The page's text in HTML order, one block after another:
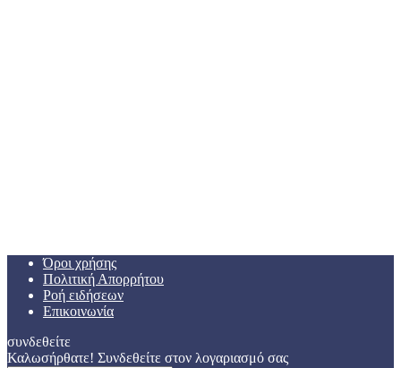
Όροι χρήσης
Πολιτική Απορρήτου
Ροή ειδήσεων
Επικοινωνία
συνδεθείτε
Καλωσήρθατε! Συνδεθείτε στον λογαριασμό σας